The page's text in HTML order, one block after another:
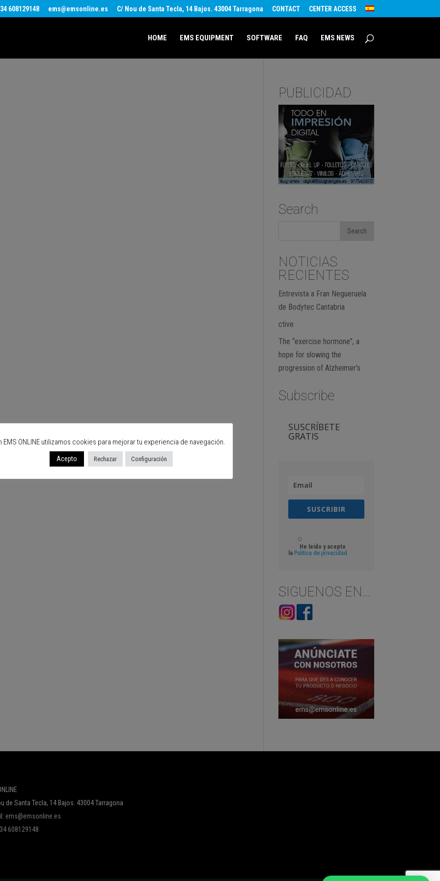
608129148 ems@emsonline.es C/ Nou de Santa Tecla, 14 Bajos. 43004 Tarragona CONTACT CENTER ACCESS
HOME EMS EQUIPMENT SOFTWARE FAQ EMS NEWS
PUBLICIDAD
Search
NOTICIAS
RECIENTES
Entrevista a Fran Negueruela
de Bodytec Cantabria
ctive
The “exercise hormone”, a
hope for slowing the
progression of Alzheimer’s
Subscribe
SUSCRÍBETE
GRATIS
SUSCRIBIR
He leído y acepto
la Politica de privacidad
SIGUENOS EN…
de Santa Tecla, 14 Bajos. 43004 Tarragona
ems@emsonline.es
608129148
EMS ONLINE utilizamos cookies para mejorar tu experiencia de navegación.
Acepto Rechazar Configuración